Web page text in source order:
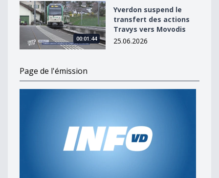
Yverdon suspend le transfert des actions Travys vers
00:01:44
Yverdon suspend le
transfert des actions
Travys vers Movodis
25.06.2026
Page de l'émission